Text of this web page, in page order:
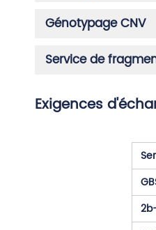
Génotypage CNV
Service de
Exigences